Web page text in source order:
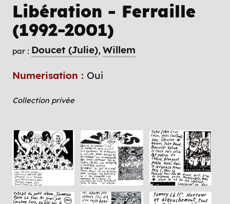
Libération - Ferraille
(1992-2001)
par : Doucet (Julie) Willem
Numerisation : Oui
Collection privée